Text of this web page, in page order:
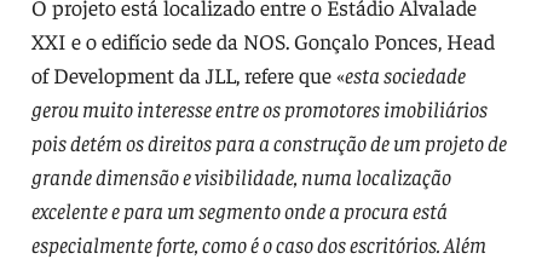
O projeto está localizado entre o Estádio Alvalade
XXI e o edifício sede da NOS. Gonçalo Ponces, Head
of Development da JLL, refere que «esta sociedade
gerou muito interesse entre os promotores imobiliários
pois detém os direitos para a construção de um projeto de
grande dimensão e visibilidade, numa localização
excelente e para um segmento onde a procura está
especialmente forte, como é o caso dos escritórios. Além